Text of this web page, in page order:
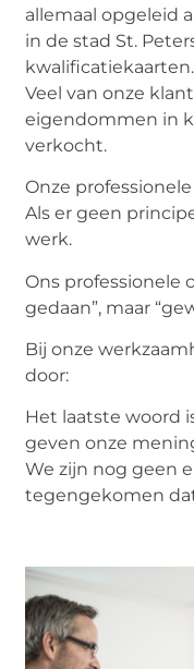
allemaal opgeleid
in de stad St.
kwalificatiekaarten.
Veel van onze
eigendommen in
verkocht.
Onze
Als er geen
werk.
Ons professionele
gedaan”, maar
Bij onze
door:
Het laatste woord
geven onze
We zijn nog geen
tegengekomen